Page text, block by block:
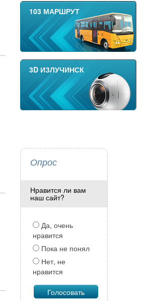
103 МАРШРУТ
3D ИЗЛУЧИНСК
Опрос
Нравится ли вам
наш сайт?
Да, очень
нравится
Пока не понял
Нет, не
нравится